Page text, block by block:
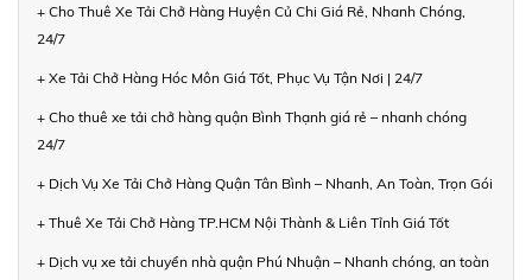
+ Cho Thuê Xe Tải Chở Hàng Huyện Củ Chi Giá Rẻ, Nhanh Chóng,
24/7
+ Xe Tải Chở Hàng Hóc Môn Giá Tốt, Phục Vụ Tận Nơi | 24/7
+ Cho thuê xe tải chở hàng quận Bình Thạnh giá rẻ – nhanh chóng
24/7
+ Dịch Vụ Xe Tải Chở Hàng Quận Tân Bình – Nhanh, An Toàn, Trọn Gói
+ Thuê Xe Tải Chở Hàng TP.HCM Nội Thành & Liên Tỉnh Giá Tốt
+ Dịch vụ xe tải chuyển nhà quận Phú Nhuận – Nhanh chóng, an toàn